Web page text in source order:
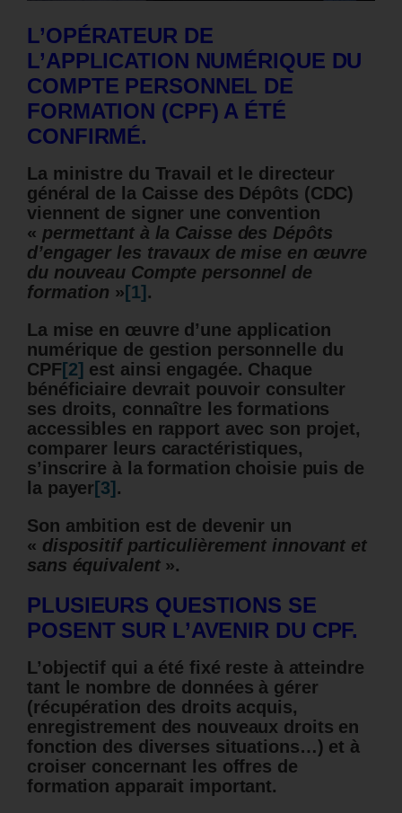
L’OPÉRATEUR DE
L’APPLICATION NUMÉRIQUE DU
COMPTE PERSONNEL DE
FORMATION (CPF) A ÉTÉ
CONFIRMÉ.
La ministre du Travail et le directeur
général de la Caisse des Dépôts (CDC)
viennent de signer une convention
« permettant à la Caisse des Dépôts
d’engager les travaux de mise en œuvre
du nouveau Compte personnel de
formation » [1] .
La mise en œuvre d’une application
numérique de gestion personnelle du
CPF [2] est ainsi engagée. Chaque
bénéficiaire devrait pouvoir consulter
ses droits, connaître les formations
accessibles en rapport avec son projet,
comparer leurs caractéristiques,
s’inscrire à la formation choisie puis de
la payer [3] .
Son ambition est de devenir un
« dispositif particulièrement innovant et
sans équivalent».
PLUSIEURS QUESTIONS SE
POSENT SUR L’AVENIR DU CPF.
L’objectif qui a été fixé reste à atteindre
tant le nombre de données à gérer
(récupération des droits acquis,
enregistrement des nouveaux droits en
fonction des diverses situations…) et à
croiser concernant les offres de
formation apparait important.